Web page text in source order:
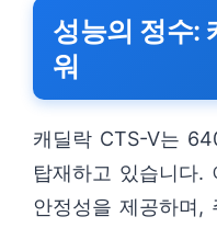
성능의 정수:
워
캐딜락 CTS-V는
탑재하고 있습니다.
안정성을 제공하며,